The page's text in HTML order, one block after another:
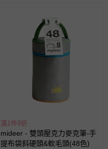
滿1件9折
mideer - 雙頭壓克力麥克筆-手
提布袋斜硬頭&軟毛頭(48色)